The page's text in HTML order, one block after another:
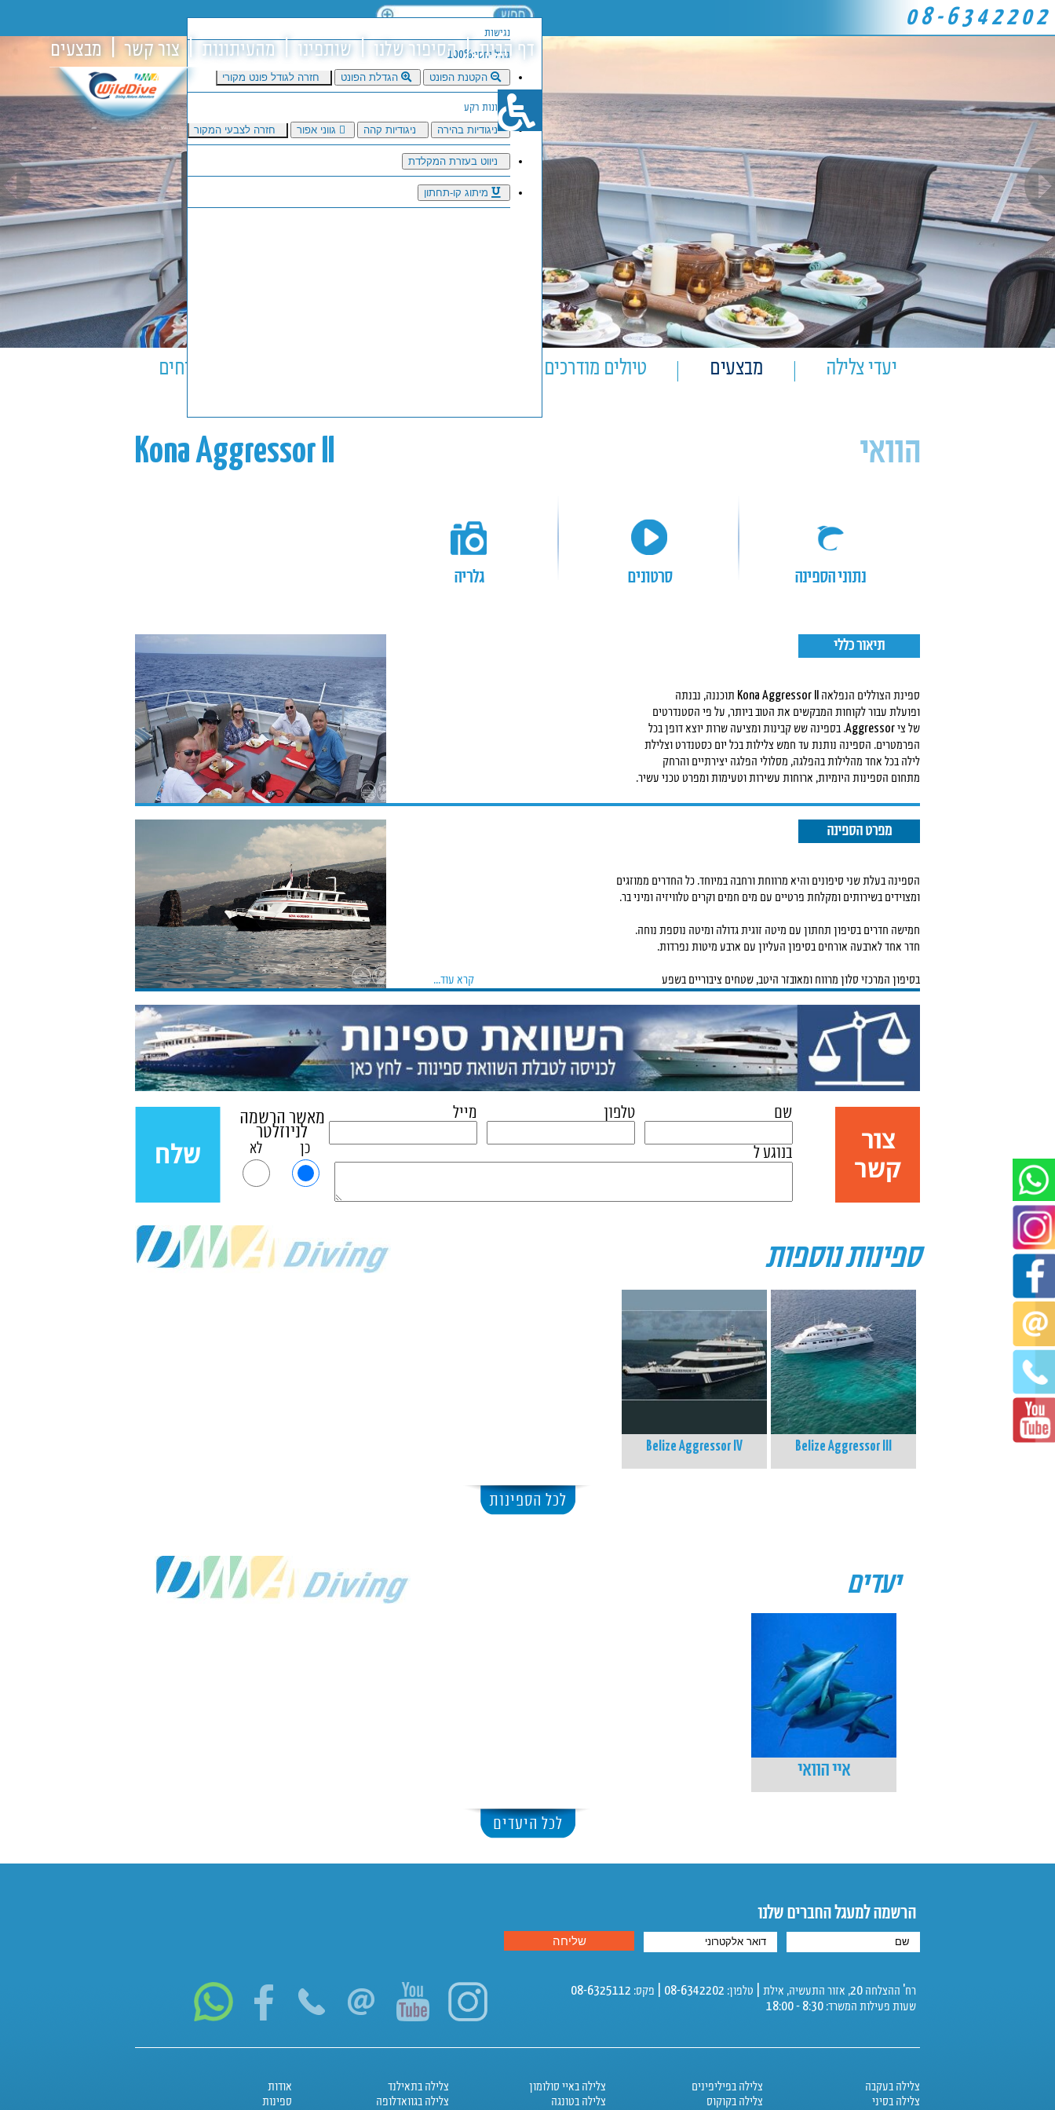
Kona Aggressor II
08-6342202
נגישות
גודל יחסי:100%
הקטנת הפונט
הגדלת הפונט חזרה לגודל פונט מקורי
סגנונות רקע
ניגודיות בהירה
ניגודיות קהה גווני אפור חזרה לצבעי המקור
ניווט בעזרת המקלדת
מיתוג קו-תחתון
דף הבית הסיפור שלנו שותפינו מהעיתונות צור קשר מבצעים
יעדי צלילה מבצעים טיולים מודרכים ביטוחים
הוואי Kona Aggressor II
נתוני הספינה סרטונים גלריה
תיאור כללי
ספינת הצוללים הנפלאה Kona Aggressor II תוכננה, נבנתה
ופועלת עבור לקוחות המבקשים את הטוב ביותר, על פי הסטנדרטים
של צי Aggressor. בספינה שש קבינות ומציעה שרות יוצא דופן בכל
הפרמטרים. הספינה נותנת עד חמש צלילות בכל יום כסטנדרט וצלילת
לילה בכל אחד מהלילות בהפלגה, מסלולי הפלגה יצירתיים והרחק
מתחום הספינות היומיות, ארוחות עשירות וטעימות ומפרט טכני עשיר.
מפרט הספינה
הספינה בעלת שני סיפונים והיא מרווחת ורחבה במיוחד. כל החדרים ממוזגים
ומצוידים בשירותים ומקלחת פרטיים עם מים חמים וקרים טלוויזיה ומיני בר.
חמישה חדרים בסיפון תחתון עם מיטה זוגית גדולה ומיטה נוספת נוחה.
חדר אחד לארבעה אורחים בסיפון העליון עם ארבע מיטות נפרדות.
בסיפון המרכזי סלון מרווח ומאובזר היטב, שטחים ציבוריים בשפע
למים לצלילה, שחייה ושנירקול. כל הצלילות מתבצעות מהספינה.
בסיפון העליון משטחי שיזוף ורוגע ג'קוזי גדול באר נעים
ומרווח שם ניתן ליהנות מנופים מדהימים תוך שתיית משקה.
קרא עוד...
צור
קשר
שם טלפון מייל
בנוגע ל
מאשר הרשמה
לניוזלטר
כן לא שלח
ספינות נוספות
Belize Aggressor III
Belize Aggressor IV
לכל הספינות
יעדים
איי הוואי
לכל היעדים
הרשמה למעגל החברים שלנו
רח' ההצלחה 20, אזור התעשיה, אילת | טלפון: 08-6342202 | פקס: 08-6325112
שעות פעילות המשרד: 8:30 - 18:00
צלילה בעקבה
צלילה בסיני
צלילה בפיליפינים
צלילה בקוקוס
צלילה באיי סולומון
צלילה בטונגה
צלילה בתאילנד
צלילה בגוואדלופה
אודות
ספינות